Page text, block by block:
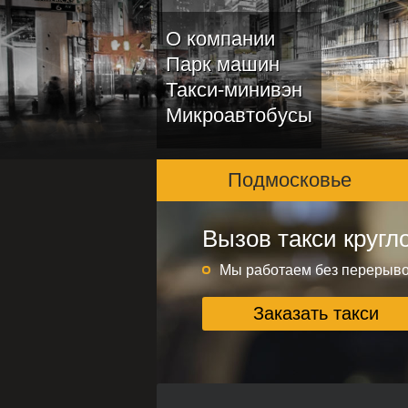
О компании
Парк машин
Такси-минивэн
Микроавтобусы
Подмосковье
Подмосковье и
Круглосуточно без
Заказать такси
Вызов такси
Мы работаем без
Заказать такси